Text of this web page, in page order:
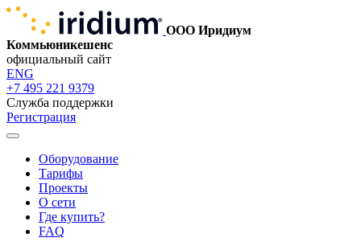
ООО Иридиум
Коммьюникешенс
официальный сайт
ENG
+7 495 221 9379
Служба поддержки
Регистрация
Оборудование
Тарифы
Проекты
О сети
Где купить?
FAQ